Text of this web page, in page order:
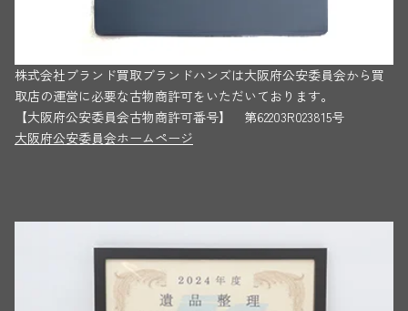
株式会社ブランド買取ブランドハンズは大阪府公安委員会から買
取店の運営に必要な古物商許可をいただいております。
【大阪府公安委員会古物商許可番号】 第62203R023815号
大阪府公安委員会ホームページ